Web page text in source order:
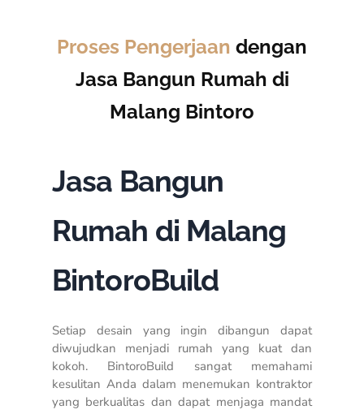
Proses Pengerjaan dengan
Jasa Bangun Rumah di
Malang Bintoro
Jasa Bangun
Rumah di Malang
BintoroBuild
Setiap desain yang ingin dibangun dapat
diwujudkan menjadi rumah yang kuat dan
kokoh. BintoroBuild sangat memahami
kesulitan Anda dalam menemukan kontraktor
yang berkualitas dan dapat menjaga mandat